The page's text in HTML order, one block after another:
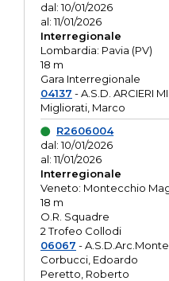
dal: 10/01/2026
al: 11/01/2026
Interregionale
Lombardia: Pavia (PV)
18 m
Gara Interregionale
04137 - A.S.D. ARCIERI
Migliorati, Marco
R2606004
dal: 10/01/2026
al: 11/01/2026
Interregionale
Veneto: Montecchio
18 m
O.R. Squadre
2 Trofeo Collodi
06067 -
Corbucci, Edoardo
Peretto, Roberto